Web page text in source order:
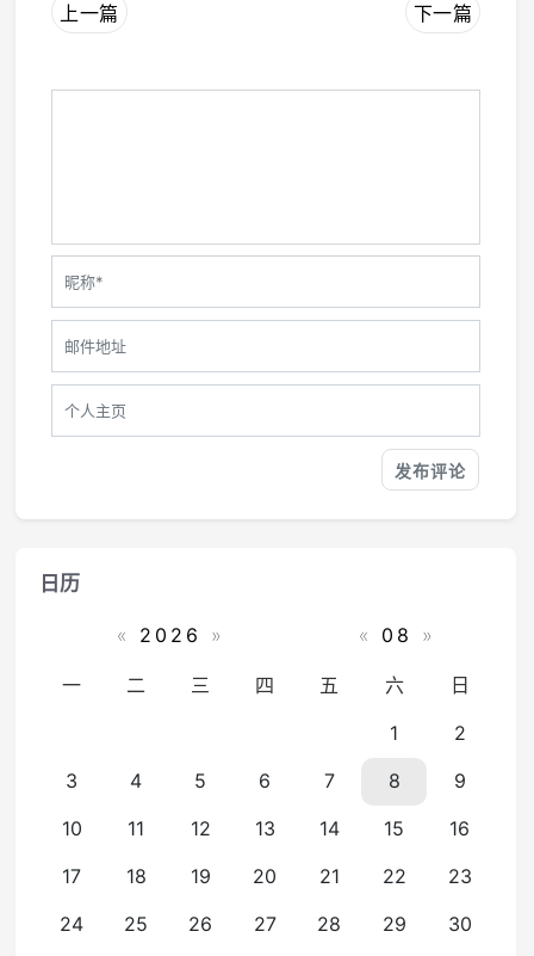
上一篇 下一篇
日历
« 2026 » « 08 »
一 二 三 四 五 六
日
1
2
3
4 5 6 7 8
9
10
11 12 13 14 15
16
17
18 19 20 21 22
23
24
25 26 27 28 29 30